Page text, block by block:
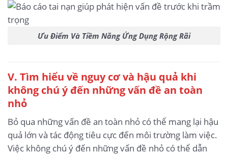
Ưu Điểm Và Tiềm Năng Ứng Dụng Rộng Rãi
V. Tìm hiểu về nguy cơ và hậu quả khi
không chú ý đến những vấn đề an toàn
nhỏ
Bỏ qua những vấn đề an toàn nhỏ có thể mang lại hậu
quả lớn và tác động tiêu cực đến môi trường làm việc.
Việc không chú ý đến những vấn đề nhỏ có thể dẫn